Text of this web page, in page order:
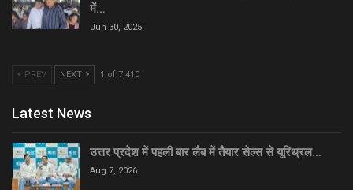
में…
Jun 30, 2025
PREV NEXT 1 of 7,410
Latest News
उत्तर प्रदेश में पहली बार लैब में तैयार सेल्स से यूरिथ्रल…
Aug 7, 2026